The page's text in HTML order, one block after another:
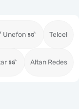
Unefon Telcel
Altan Redes